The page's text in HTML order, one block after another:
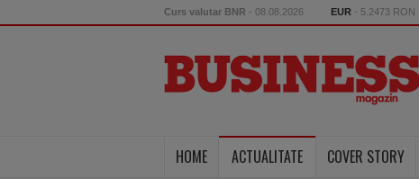
Curs valutar BNR - 08.08.2026 EUR - 5.2473 RON
HOME ACTUALITATE COVER STORY